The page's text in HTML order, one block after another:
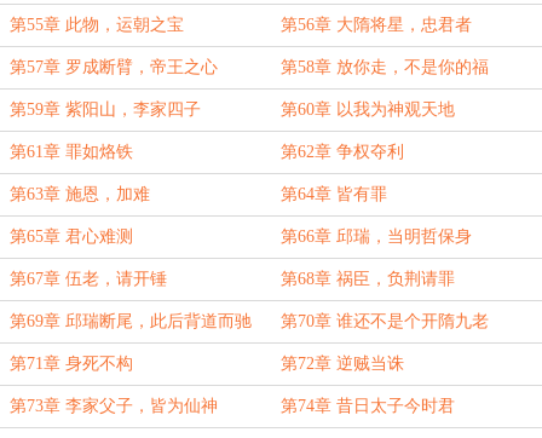
第55章 此物，运朝之宝 第56章 大隋将星，忠君者
第57章 罗成断臂，帝王之心 第58章 放你走，不是你的福
第59章 紫阳山，李家四子 第60章 以我为神观天地
第61章 罪如烙铁 第62章 争权夺利
第63章 施恩，加难 第64章 皆有罪
第65章 君心难测 第66章 邱瑞，当明哲保身
第67章 伍老，请开锤 第68章 祸臣，负荆请罪
第69章 邱瑞断尾，此后背道而驰 第70章 谁还不是个开隋九老
第71章 身死不构 第72章 逆贼当诛
第73章 李家父子，皆为仙神 第74章 昔日太子今时君